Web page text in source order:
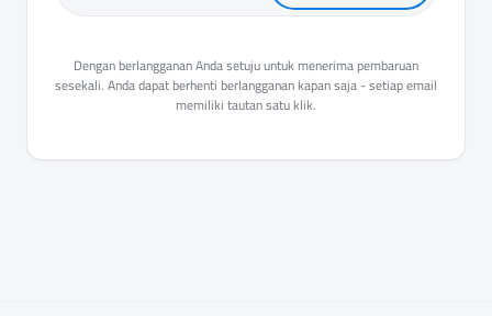
Dengan berlangganan Anda setuju untuk menerima pembaruan
sesekali. Anda dapat berhenti berlangganan kapan saja - setiap email
memiliki tautan satu klik.